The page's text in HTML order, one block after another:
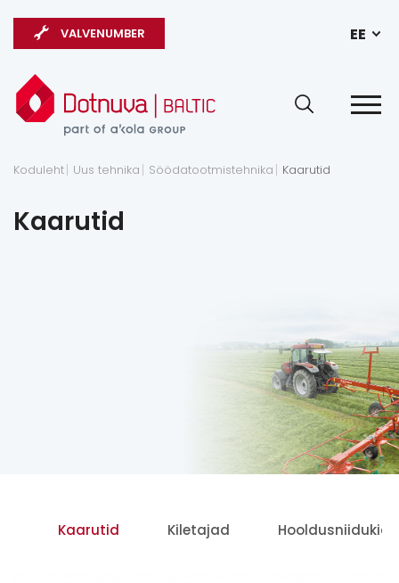
EE
VALVENUMBER
Koduleht Uus tehnika Söödatootmistehnika Kaarutid
Kaarutid
Kaarutid Kiletajad Hooldusniidukid